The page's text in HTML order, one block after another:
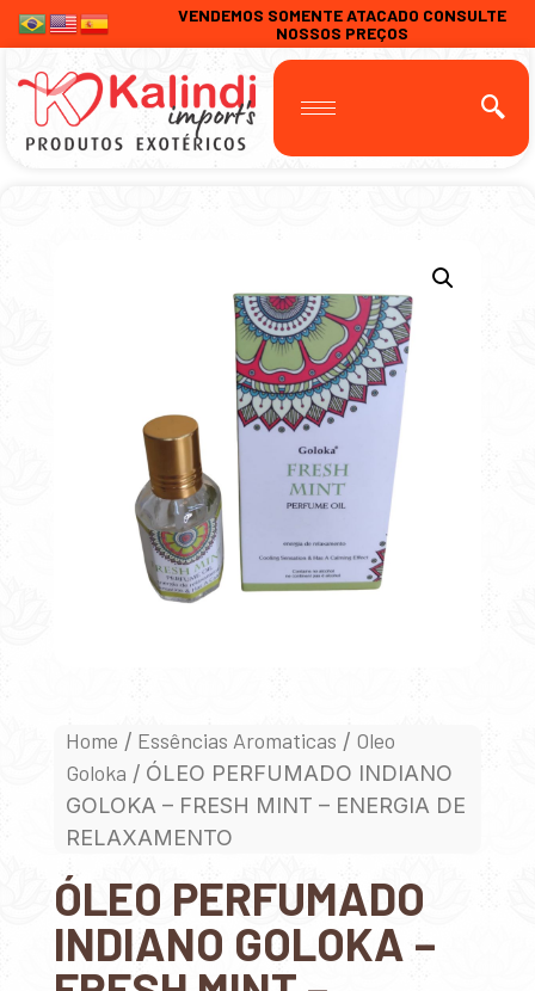
VENDEMOS SOMENTE ATACADO CONSULTE
NOSSOS PREÇOS
Home / Essências Aromaticas / Oleo
Goloka / ÓLEO PERFUMADO INDIANO
GOLOKA – FRESH MINT – ENERGIA DE
RELAXAMENTO
ÓLEO PERFUMADO
INDIANO GOLOKA –